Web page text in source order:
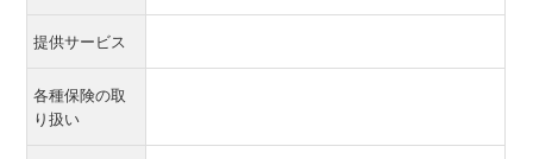
提供サービス
各種保険の取
り扱い